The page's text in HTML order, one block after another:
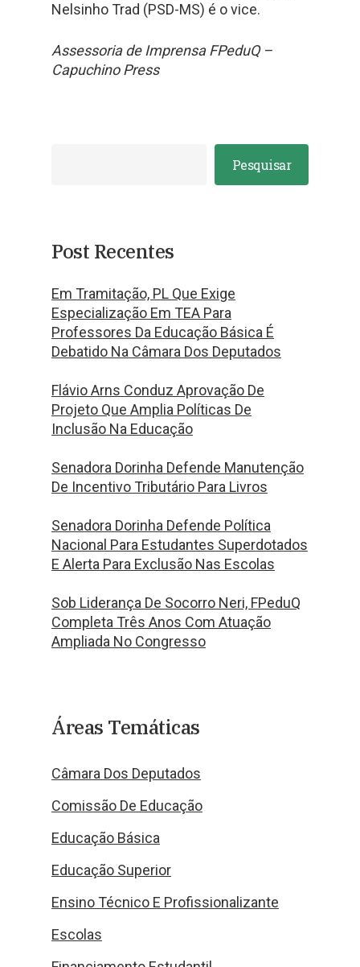
Nelsinho Trad (PSD-MS) é o vice.
Assessoria de Imprensa FPeduQ –
Capuchino Press
Pesquisar
Post Recentes
Em Tramitação, PL Que Exige
Especialização Em TEA Para
Professores Da Educação Básica É
Debatido Na Câmara Dos Deputados
Flávio Arns Conduz Aprovação De
Projeto Que Amplia Políticas De
Inclusão Na Educação
Senadora Dorinha Defende Manutenção
De Incentivo Tributário Para Livros
Senadora Dorinha Defende Política
Nacional Para Estudantes Superdotados
E Alerta Para Exclusão Nas Escolas
Sob Liderança De Socorro Neri, FPeduQ
Completa Três Anos Com Atuação
Ampliada No Congresso
Áreas Temáticas
Câmara Dos Deputados
Comissão De Educação
Educação Básica
Educação Superior
Ensino Técnico E Profissionalizante
Escolas